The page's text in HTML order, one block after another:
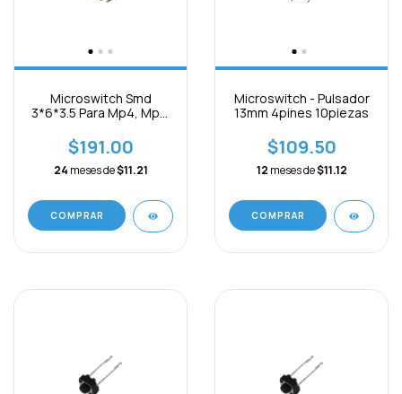
Microswitch Smd
3*6*3.5 Para Mp4, Mp3,
$191.00
24 meses de$11.21
COMPRAR
Microswitch - Pulsador
13mm 4pines 10piezas
$109.50
12 meses de$11.12